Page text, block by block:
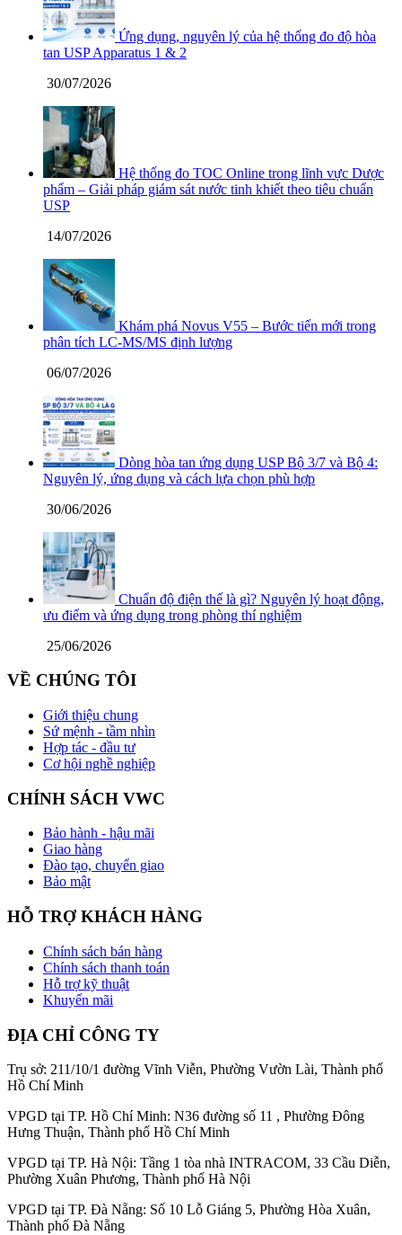
Ứng dụng, nguyên lý của hệ thống đo độ hòa
tan USP Apparatus 1 & 2
30/07/2026
Hệ thống đo TOC Online trong lĩnh vực Dược
phẩm – Giải pháp giám sát nước tinh khiết theo tiêu chuẩn
USP
14/07/2026
Khám phá Novus V55 – Bước tiến mới trong
phân tích LC-MS/MS định lượng
06/07/2026
Dòng hòa tan ứng dụng USP Bộ 3/7 và Bộ 4:
Nguyên lý, ứng dụng và cách lựa chọn phù hợp
30/06/2026
Chuẩn độ điện thế là gì? Nguyên lý hoạt động,
ưu điểm và ứng dụng trong phòng thí nghiệm
25/06/2026
VỀ CHÚNG TÔI
Giới thiệu chung
Sứ mệnh - tầm nhìn
Hợp tác - đầu tư
Cơ hội nghề nghiệp
CHÍNH SÁCH VWC
Bảo hành - hậu mãi
Giao hàng
Đào tạo, chuyển giao
Bảo mật
HỖ TRỢ KHÁCH HÀNG
Chính sách bán hàng
Chính sách thanh toán
Hỗ trợ kỹ thuật
Khuyến mãi
ĐỊA CHỈ CÔNG TY
Trụ sở: 211/10/1 đường Vĩnh Viễn, Phường Vườn Lài, Thành phố
Hồ Chí Minh
VPGD tại TP. Hồ Chí Minh: N36 đường số 11 , Phường Đông
Hưng Thuận, Thành phố Hồ Chí Minh
VPGD tại TP. Hà Nội: Tầng 1 tòa nhà INTRACOM, 33 Cầu Diễn,
Phường Xuân Phương, Thành phố Hà Nội
VPGD tại TP. Đà Nẵng: Số 10 Lỗ Giáng 5, Phường Hòa Xuân,
Thành phố Đà Nẵng